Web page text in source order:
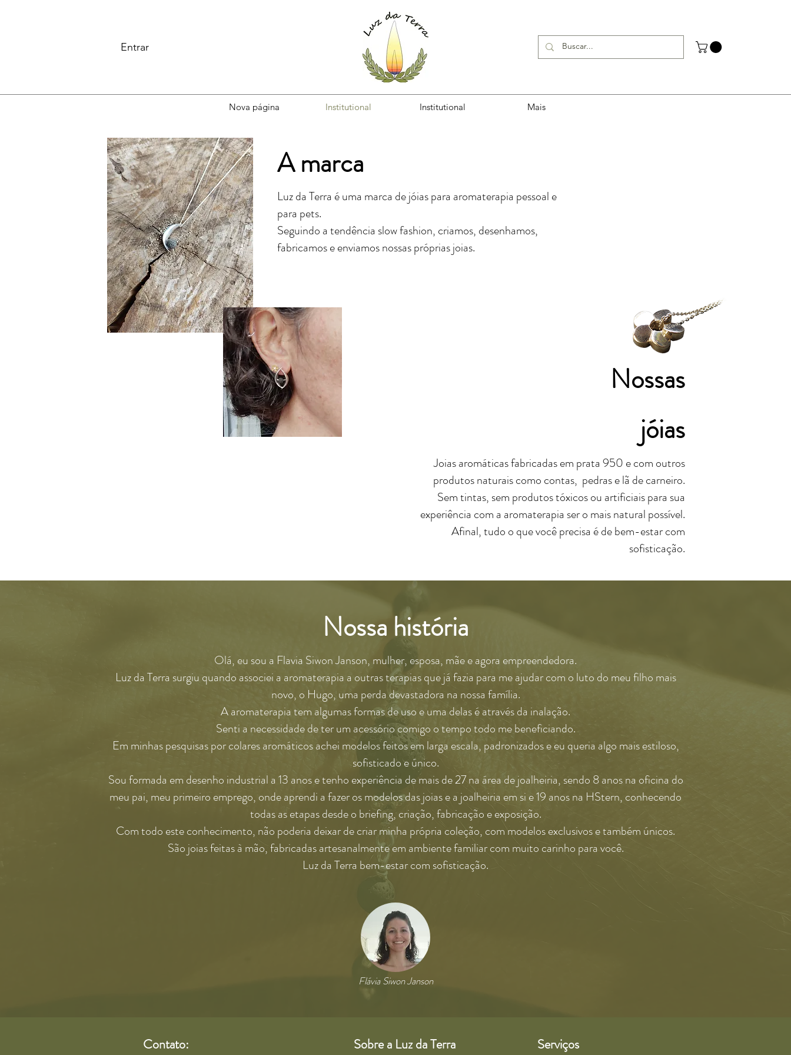
Entrar
Nova página Institutional Institutional Mais
A marca
Luz da Terra é uma marca de jóias para aromaterapia pessoal e
para pets.
Seguindo a tendência slow fashion, criamos, desenhamos,
fabricamos e enviamos nossas próprias joias.
Nossas
jóias
Joias aromáticas fabricadas em prata 950 e com outros
produtos naturais como contas, pedras e lã de carneiro.
Sem tintas, sem produtos tóxicos ou artificiais para sua
experiência com a aromaterapia ser o mais natural possível.
Afinal, tudo o que você precisa é de bem-estar com
sofisticação.
Nossa história
Olá, eu sou a Flavia Siwon Janson, mulher, esposa, mãe e agora empreendedora.
Luz da Terra surgiu quando associei a aromaterapia a outras terapias que já fazia para me ajudar com o luto do meu filho mais
novo, o Hugo, uma perda devastadora na nossa família.
A aromaterapia tem algumas formas de uso e uma delas é através da inalação.
Senti a necessidade de ter um acessório comigo o tempo todo me beneficiando.
Em minhas pesquisas por colares aromáticos achei modelos feitos em larga escala, padronizados e eu queria algo mais estiloso,
sofisticado e único.
Sou formada em desenho industrial a 13 anos e tenho experiência de mais de 27 na área de joalheiria, sendo 8 anos na oficina do
meu pai, meu primeiro emprego, onde aprendi a fazer os modelos das joias e a joalheiria em si e 19 anos na HStern, conhecendo
todas as etapas desde o briefing, criação, fabricação e exposição.
Com todo este conhecimento, não poderia deixar de criar minha própria coleção, com modelos exclusivos e também únicos.
São joias feitas à mão, fabricadas artesanalmente em ambiente familiar com muito carinho para você.
Luz da Terra bem-estar com sofisticação.
Flávia Siwon Janson
Contato: Sobre a Luz da Terra Serviços